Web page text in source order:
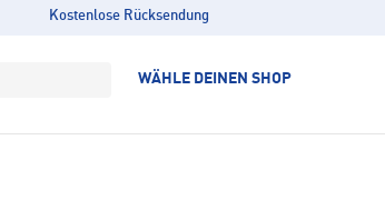
Kostenlose Rücksendung
WÄHLE DEINEN SHOP